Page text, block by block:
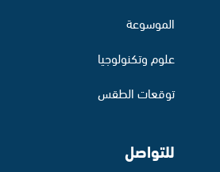
الموسوعة
علوم وتكنولوجيا
توقعات الطقس
للتواصل